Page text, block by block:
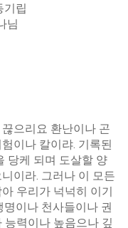
립
님
도
으리요 환난이나 곤
이나 칼이랴. 기록된
당케 되며 도살할 양
이라. 그러나 이 모든
우리가 넉넉히 이기
이나 천사들이나 권
력이나 높음으나 깊